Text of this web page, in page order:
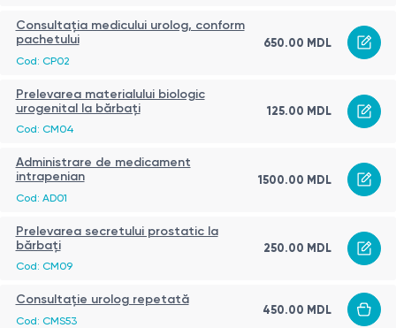
Consultația medicului urolog, conform
pachetului
Cod: CP02
650.00 MDL
Prelevarea materialului biologic
urogenital la bărbaţi
Cod: CM04
125.00 MDL
Administrare de medicament
intrapenian
Cod: AD01
1500.00 MDL
Prelevarea secretului prostatic la
bărbați
Cod: CM09
250.00 MDL
Consultație urolog repetată
Cod: CMS53
450.00 MDL